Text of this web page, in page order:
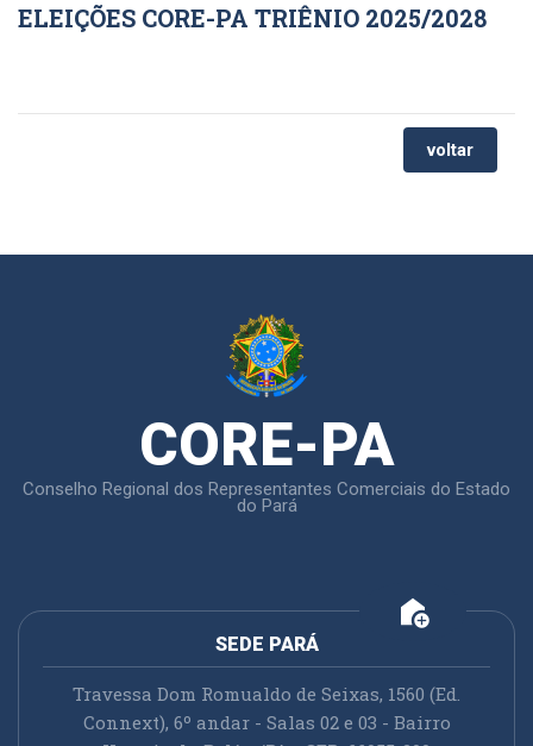
ELEIÇÕES CORE-PA TRIÊNIO 2025/2028
voltar
CORE-PA
Conselho Regional dos Representantes Comerciais do Estado
do Pará
add_home
SEDE PARÁ
Travessa Dom Romualdo de Seixas, 1560 (Ed.
Connext), 6º andar - Salas 02 e 03 - Bairro